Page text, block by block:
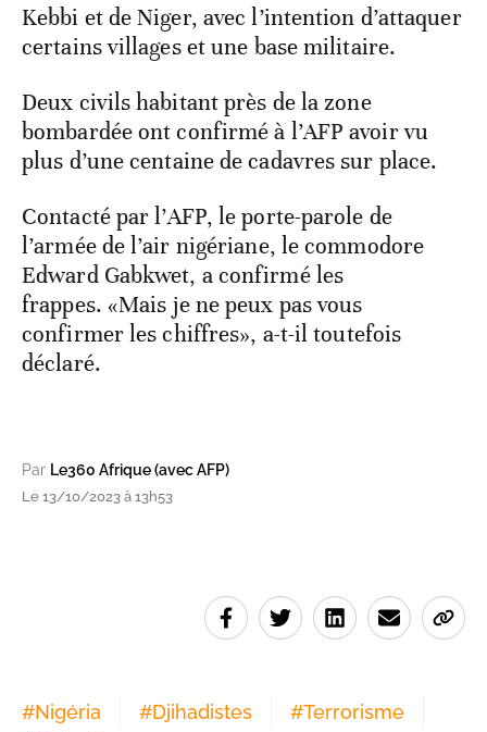
Kebbi et de Niger, avec l’intention d’attaquer
certains villages et une base militaire.
Deux civils habitant près de la zone
bombardée ont confirmé à l’AFP avoir vu
plus d’une centaine de cadavres sur place.
Contacté par l’AFP, le porte-parole de
l’armée de l’air nigériane, le commodore
Edward Gabkwet, a confirmé les
frappes. «Mais je ne peux pas vous
confirmer les chiffres», a-t-il toutefois
déclaré.
Par Le360 Afrique (avec AFP)
Le 13/10/2023 à 13h53
#Nigéria #Djihadistes #Terrorisme